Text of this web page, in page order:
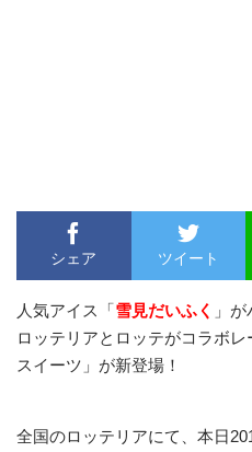
シェア ツイート
人気アイス「雪見だいふく 」
ロッテリアとロッテがコラボ
スイーツ」が新登場！
全国のロッテリアにて、本日